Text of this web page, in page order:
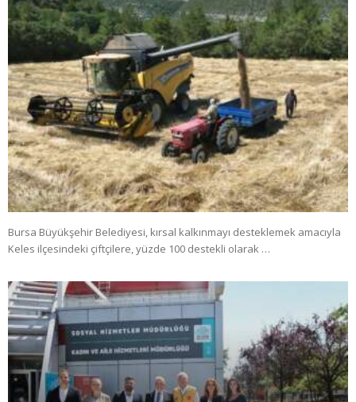
Bursa Büyükşehir Belediyesi, kırsal kalkınmayı desteklemek amacıyla
Keles ilçesindeki çiftçilere, yüzde 100 destekli olarak …